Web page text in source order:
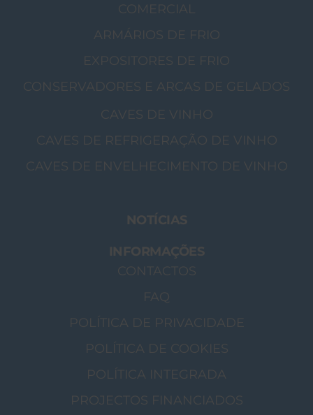
COMERCIAL
ARMÁRIOS DE FRIO
EXPOSITORES DE FRIO
CONSERVADORES E ARCAS DE GELADOS
CAVES DE VINHO
CAVES DE REFRIGERAÇÃO DE VINHO
CAVES DE ENVELHECIMENTO DE VINHO
NOTÍCIAS
INFORMAÇÕES
CONTACTOS
FAQ
POLÍTICA DE PRIVACIDADE
POLÍTICA DE COOKIES
POLÍTICA INTEGRADA
PROJECTOS FINANCIADOS